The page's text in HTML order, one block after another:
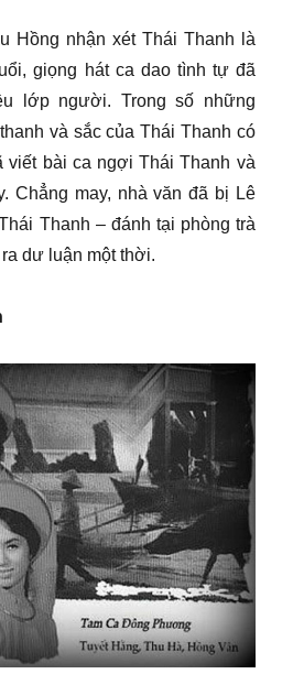
Hồng nhận xét Thái Thanh là
giọng hát ca dao tình tự đã
lớp người. Trong số những
và sắc của Thái Thanh có
viết bài ca ngợi Thái Thanh và
Chẳng may, nhà văn đã bị Lê
Thanh – đánh tại phòng trà
dư luận một thời.